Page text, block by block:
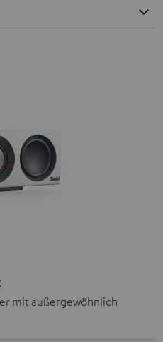
mit außergewöhnlich